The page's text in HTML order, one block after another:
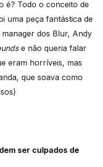
é? Todo o conceito de
uma peça fantástica de
dos Blur, Andy
e não queria falar
eram horríveis, mas
que soava como
ser culpados de